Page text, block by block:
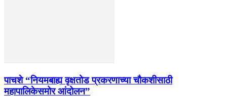
पाचशे “नियमबाह्य वृक्षतोड प्रकरणाच्या चौकशीसाठी
महापालिकेसमोर आंदोलन”